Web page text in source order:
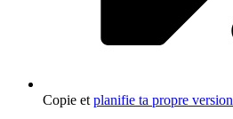
Copie et planifie ta propre version